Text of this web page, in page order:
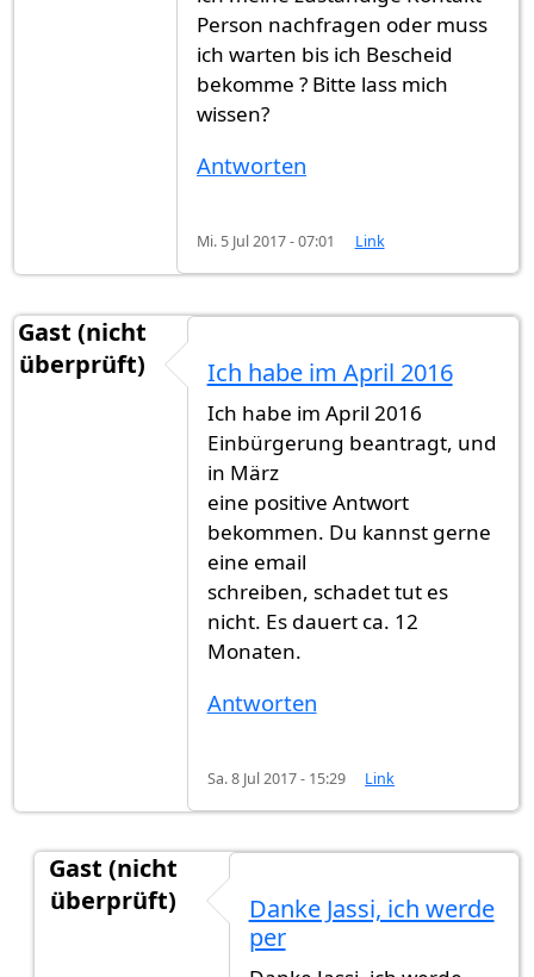
Person nachfragen oder muss
ich warten bis ich Bescheid
bekomme ? Bitte lass mich
wissen?
Antworten
Mi. 5 Jul 2017 - 07:01 Link
Gast (nicht
überprüft)
Ich habe im April 2016
Ich habe im April 2016
Einbürgerung beantragt, und
in März
eine positive Antwort
bekommen. Du kannst gerne
eine email
schreiben, schadet tut es
nicht. Es dauert ca. 12
Monaten.
Antworten
Sa. 8 Jul 2017 - 15:29 Link
Gast (nicht
überprüft)
Ich habe im April 2016vonGast
Danke Jassi, ich werde
per